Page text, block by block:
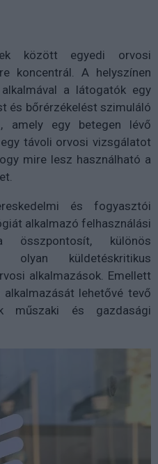
között egyedi orvosi
koncentrál. A helyszínen
a látogatók egy
és bőrérzékelést szimuláló
amely egy betegen lévő
távoli orvosi vizsgálatot
mire lesz használható a
és fogyasztói
alkalmazó felhasználási
összpontosít, különös
küldetéskritikus
alkalmazások. Emellett
lehetővé tevő
műszaki és gazdasági